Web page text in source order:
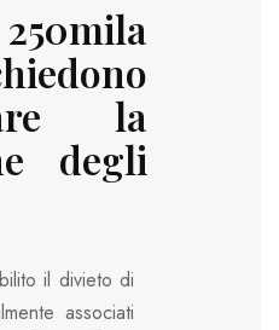
la
degli
il divieto di
associati